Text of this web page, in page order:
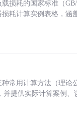
损耗的国家标准（
耗计算实例表格，涵
常用计算方法（理
并提供实际计算案例